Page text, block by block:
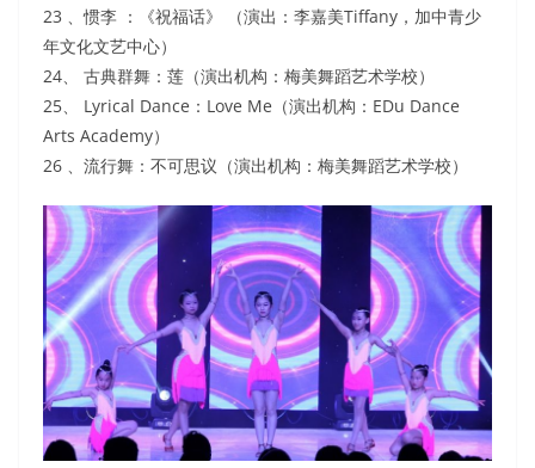
23 、惯李 ：《祝福话》 （演出：李嘉美Tiffany，加中青少
年文化文艺中心）
24、 古典群舞：莲（演出机构：梅美舞蹈艺术学校）
25、 Lyrical Dance：Love Me（演出机构：EDu Dance
Arts Academy）
26 、流行舞：不可思议（演出机构：梅美舞蹈艺术学校）